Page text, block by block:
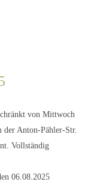
von Mittwoch
der Anton-Pähler-Str.
Vollständig
06.08.2025